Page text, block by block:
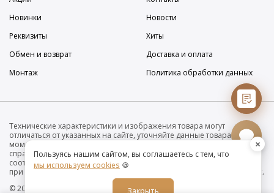
Новинки
Новости
Реквизиты
Хиты
Обмен и возврат
Доставка и оплата
Монтаж
Политика обработки данных
Технические характеристики и изображения товара могут
отличаться от указанных на сайте, уточняйте данные товара на
момент покупки и оплаты. Вся информация на сайте о товарах носит
справочный характер и не является публичной офертой в
соответствии с пунктом 2 статьи 437 ГК РФ. Убедительно просим Вас
при покупке проверять наличие желаемых функций и характеристик.
© 2019-2026 Интернет-магазин дизайнерских светильников O•Luce
Пользуясь нашим сайтом, вы соглашаетесь с тем, что
мы используем cookies 🍪
Закрыть
×